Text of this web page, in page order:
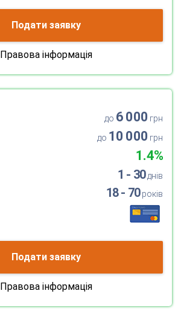
Подати заявку
Правова інформація
до 6 000 грн
до 10 000 грн
1.4%
1 - 30днів
18 - 70років
Подати заявку
Правова інформація